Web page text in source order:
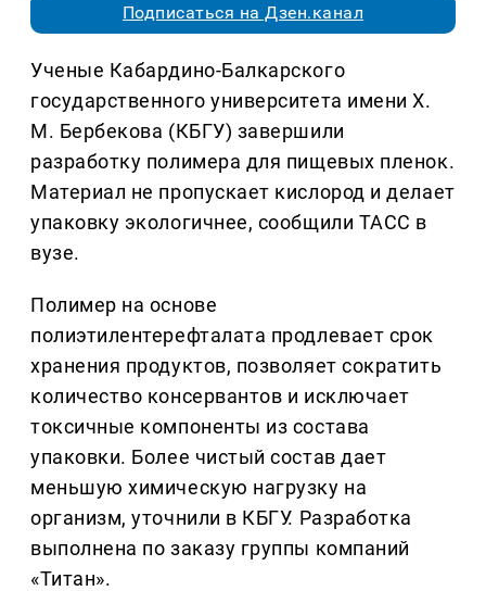
Подписаться на Дзен.канал
Ученые Кабардино-Балкарского
государственного университета имени Х.
М. Бербекова (КБГУ) завершили
разработку полимера для пищевых пленок.
Материал не пропускает кислород и делает
упаковку экологичнее, сообщили ТАСС в
вузе.
Полимер на основе
полиэтилентерефталата продлевает срок
хранения продуктов, позволяет сократить
количество консервантов и исключает
токсичные компоненты из состава
упаковки. Более чистый состав дает
меньшую химическую нагрузку на
организм, уточнили в КБГУ. Разработка
выполнена по заказу группы компаний
«Титан».